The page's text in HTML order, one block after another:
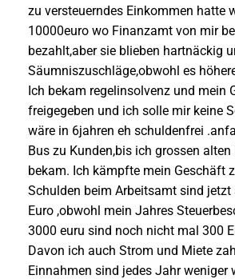
zu versteuerndes Einkommen hatte
10000euro wo Finanzamt von mir
bezahlt,aber sie blieben hartnäckig
Säumniszuschläge,obwohl es
Ich bekam regelinsolvenz und mein
freigegeben und ich solle mir keine
wäre in 6jahren eh schuldenfrei
Bus zu Kunden,bis ich grossen
bekam. Ich kämpfte mein Geschäft
Schulden beim Arbeitsamt sind jetzt
Euro ,obwohl mein Jahres
3000 euru sind noch nicht mal 300
Davon ich auch Strom und Miete
Einnahmen sind jedes Jahr weniger